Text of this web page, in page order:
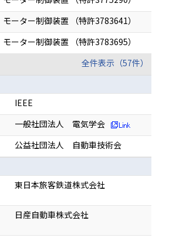
モーター制御装置 （特許3783641）
モーター制御装置 （特許3783695）
全件表示（57件）
IEEE
一般社団法人 電気学会
公益社団法人 自動車技術会
東日本旅客鉄道株式会社
日産自動車株式会社